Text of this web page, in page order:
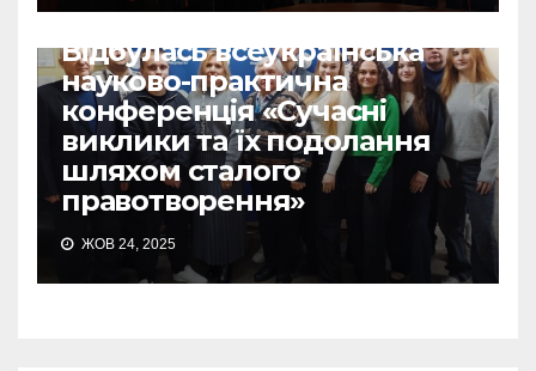
Відбулась всеукраїнська
науково-практична
конференція «Сучасні
виклики та їх подолання
шляхом сталого
правотворення»
ЖОВ 24, 2025